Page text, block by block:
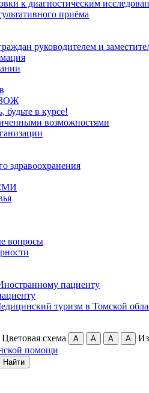
к диагностическим
приёма
руководителем и
ЗОЖ
будьте в курсе!
возможностями
здравоохранения
вопросы
пациенту
туризм в Томской
Цветовая схема А А А А